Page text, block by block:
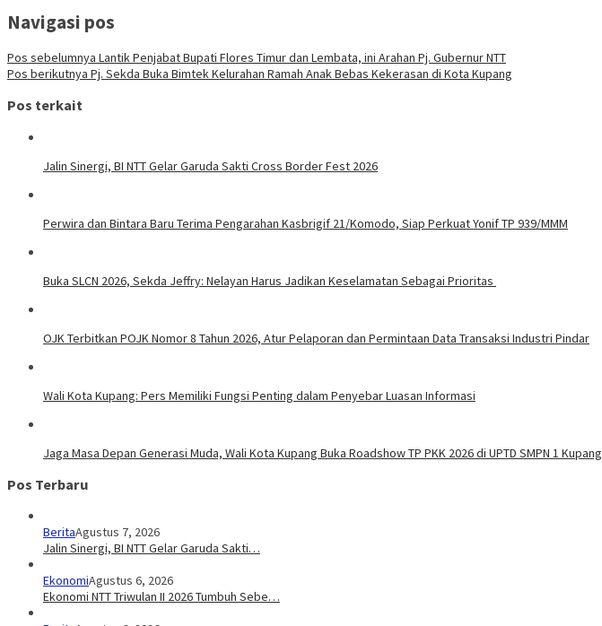
Navigasi pos
Pos sebelumnya Lantik Penjabat Bupati Flores Timur dan Lembata, ini Arahan Pj. Gubernur NTT
Pos berikutnya Pj. Sekda Buka Bimtek Kelurahan Ramah Anak Bebas Kekerasan di Kota Kupang
Pos terkait
Jalin Sinergi, BI NTT Gelar Garuda Sakti Cross Border Fest 2026
Perwira dan Bintara Baru Terima Pengarahan Kasbrigif 21/Komodo, Siap Perkuat Yonif TP 939/MMM
Buka SLCN 2026, Sekda Jeffry: Nelayan Harus Jadikan Keselamatan Sebagai Prioritas
OJK Terbitkan POJK Nomor 8 Tahun 2026, Atur Pelaporan dan Permintaan Data Transaksi Industri Pindar
Wali Kota Kupang: Pers Memiliki Fungsi Penting dalam Penyebar Luasan Informasi
Jaga Masa Depan Generasi Muda, Wali Kota Kupang Buka Roadshow TP PKK 2026 di UPTD SMPN 1 Kupang
Pos Terbaru
BeritaAgustus 7, 2026
Jalin Sinergi, BI NTT Gelar Garuda Sakti…
EkonomiAgustus 6, 2026
Ekonomi NTT Triwulan II 2026 Tumbuh Sebe…